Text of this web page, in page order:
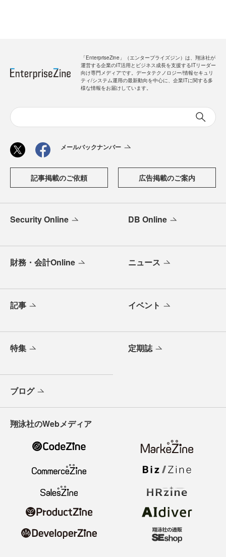
「EnterpriseZine」（エンタープライズジン）は、翔泳社が
運営する企業のIT活用とビジネス成長を支援するITリーダー
向け専門メディアです。データテクノロジー/情報セキュリ
ティ/システム運用の最新動向を中心に、企業ITに関する多
様な情報をお届けしています。
メールバックナンバー
記事掲載のご依頼 広告掲載のご案内
Security Online DB Online
財務・会計Online ニュース
記事 イベント
特集 定期誌
ブログ
翔泳社のWebメディア